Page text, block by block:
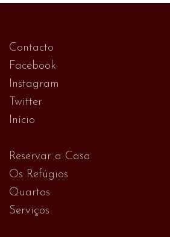
Contacto
Facebook
Instagram
Twitter
Início
Reservar a Casa
Os Refúgios
Quartos
Serviços